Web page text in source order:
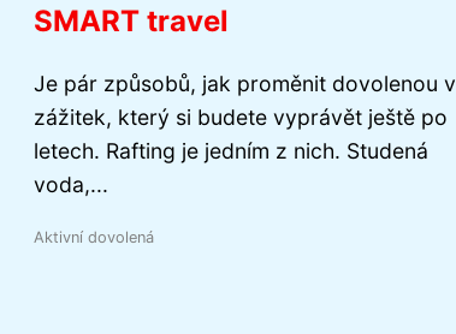
SMART travel
Je pár způsobů, jak proměnit dovolenou v
zážitek, který si budete vyprávět ještě po
letech. Rafting je jedním z nich. Studená
voda,...
Aktivní dovolená